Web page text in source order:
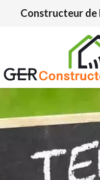
Constructeur de